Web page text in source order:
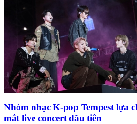
Nhóm nhạc K-pop Tempest lựa
mắt live concert đầu tiên